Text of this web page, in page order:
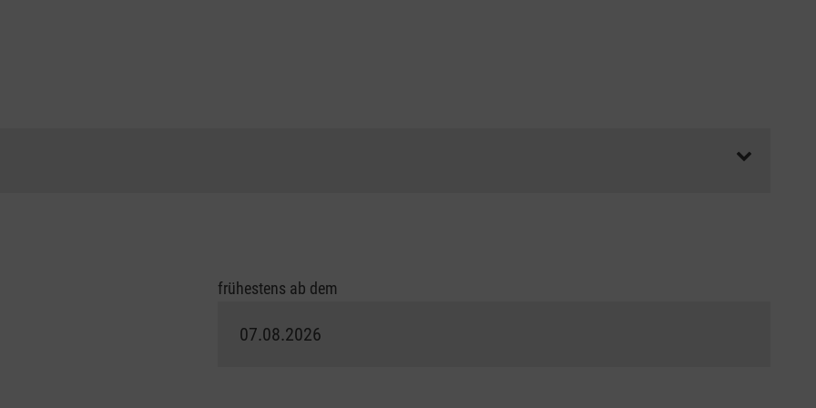
frühestens ab dem